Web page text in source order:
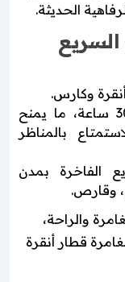
الحديثة.
يمتد وقت الرحلة من 24 إلى 30 ساعة، ما يمنح
بالمناظر
الفاخرة بمدن
وقارص.
والراحة،
قطار أنقرة